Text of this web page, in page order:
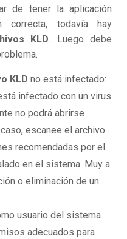
de tener la aplicación
correcta, todavía hay
KLD. Luego debe
KLD no está infectado:
infectado con un virus
no podrá abrirse
escanee el archivo
recomendadas por el
en el sistema. Muy a
o eliminación de un
usuario del sistema
adecuados para